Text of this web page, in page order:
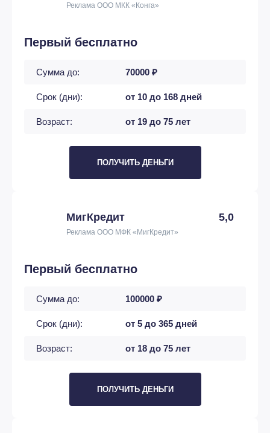
Реклама ООО МКК «Конга»
Первый бесплатно
Сумма до: 70000 ₽
Срок (дни): от 10 до 168 дней
Возраст: от 19 до 75 лет
ПОЛУЧИТЬ ДЕНЬГИ
МигКредит 5,0
Реклама ООО МФК «МигКредит»
Первый бесплатно
Сумма до: 100000 ₽
Срок (дни): от 5 до 365 дней
Возраст: от 18 до 75 лет
ПОЛУЧИТЬ ДЕНЬГИ